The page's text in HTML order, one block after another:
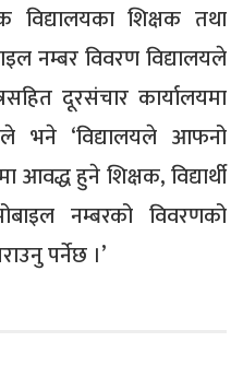
विद्यालयका शिक्षक तथा
नम्बर विवरण विद्यालयले
दूरसंचार कार्यालयमा
भने ‘विद्यालयले आफनो
आवद्ध हुने शिक्षक, विद्यार्थी
नम्बरको विवरणको
पर्नेछ ।’